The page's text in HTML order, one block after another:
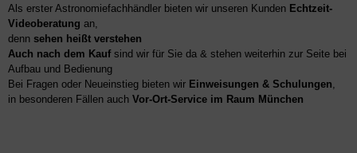
Als erster Astronomiefachhändler bieten wir unseren Kunden Echtzeit-
Videoberatung an,
denn sehen heißt verstehen
Auch nach dem Kaufsind wir für Sie da & stehen weiterhin zur Seite bei
Aufbau und Bedienung
Bei Fragen oder Neueinstieg bieten wir Einweisungen & Schulungen,
in besonderen Fällen auch Vor-Ort-Service im Raum München